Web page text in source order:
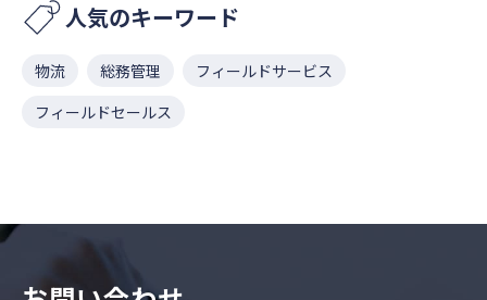
人気のキーワード
物流 総務管理
フィールドサービス
フィールドセールス